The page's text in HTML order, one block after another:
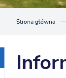
Strona główna